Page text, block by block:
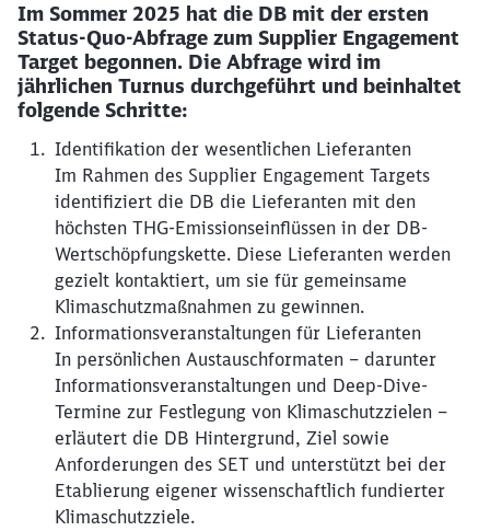
Im Sommer 2025 hat die DB mit der ersten
Status-Quo-Abfrage zum Supplier Engagement
Target begonnen. Die Abfrage wird im
jährlichen Turnus durchgeführt und beinhaltet
folgende Schritte:
Identifikation der wesentlichen Lieferanten
Im Rahmen des Supplier Engagement Targets
identifiziert die DB die Lieferanten mit den
höchsten THG-Emissionseinflüssen in der DB-
Wertschöpfungskette. Diese Lieferanten werden
gezielt kontaktiert, um sie für gemeinsame
Klimaschutzmaßnahmen zu gewinnen.
Informationsveranstaltungen für Lieferanten
In persönlichen Austauschformaten – darunter
Informationsveranstaltungen und Deep-Dive-
Termine zur Festlegung von Klimaschutzzielen –
erläutert die DB Hintergrund, Ziel sowie
Anforderungen des SET und unterstützt bei der
Etablierung eigener wissenschaftlich fundierter
Klimaschutzziele.